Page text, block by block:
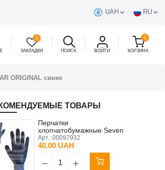
UAH RU
0
ЗАКЛАДКИ ПОИСК ВОЙТИ
0
КОРЗИНА
ORIGINAL синее
ТОВАРЫ
Перчатки
хлопчатобумажные Seven
серые с черным
неполным латексным
покрытием 10 (XL)
Арт.: 00097932
40.00 UAH